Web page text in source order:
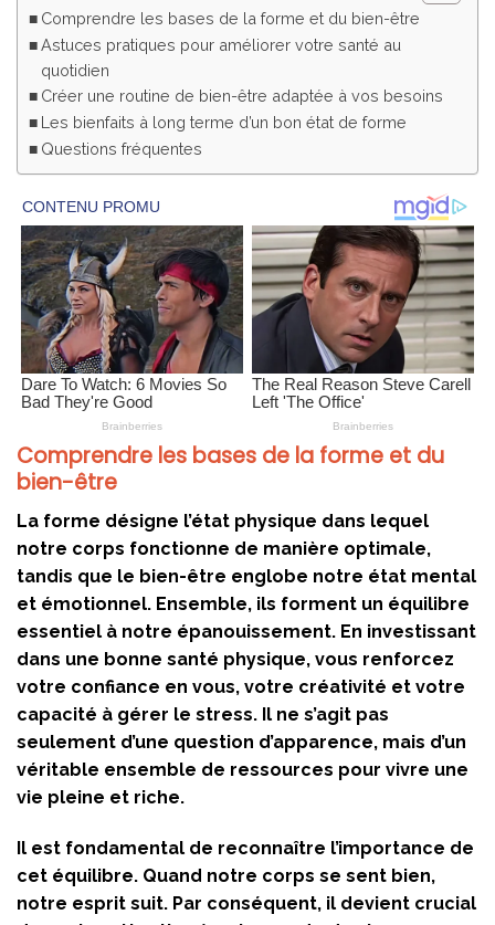
Comprendre les bases de la forme et du bien-être
Astuces pratiques pour améliorer votre santé au
quotidien
Créer une routine de bien-être adaptée à vos besoins
Les bienfaits à long terme d’un bon état de forme
Questions fréquentes
Comprendre les bases de la forme et du
bien-être
La forme désigne l’état physique dans lequel
notre corps fonctionne de manière optimale,
tandis que le bien-être englobe notre état mental
et émotionnel. Ensemble, ils forment un équilibre
essentiel à notre épanouissement. En investissant
dans une bonne santé physique, vous renforcez
votre confiance en vous, votre créativité et votre
capacité à gérer le stress. Il ne s’agit pas
seulement d’une question d’apparence, mais d’un
véritable ensemble de ressources pour vivre une
vie pleine et riche.
Il est fondamental de reconnaître l’importance de
cet équilibre. Quand notre corps se sent bien,
notre esprit suit. Par conséquent, il devient crucial